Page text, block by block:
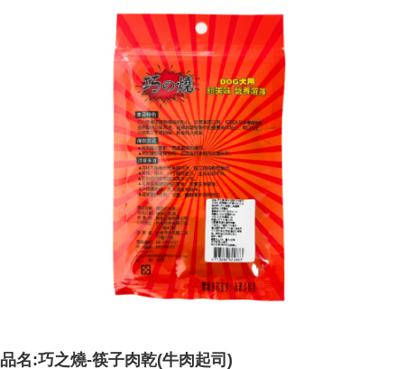
個人情報の処理、利用について疑問がある、または関連する法律の権利を
行使したい場合は、ネットプロテクションズ
cs_tw@netprotections.co.jp
にご連絡ください。上記に示した個人情報を、必要な購入注文書とあわせ
てAFTEEにご提供いただく、またはAFTEEにあなたの個人情報の収集、処
理、利用を許可することににご同意いただけない場合は、当サービスを選
択しないでください。
品名:巧之燒-筷子肉乾(牛肉起司)